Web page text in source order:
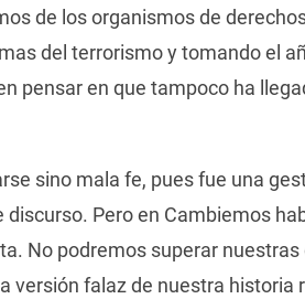
de los organismos de
del terrorismo y tomando el
pensar en que tampoco ha
sino mala fe, pues fue una
Pero en Cambiemos
No podremos superar
versión falaz de nuestra historia